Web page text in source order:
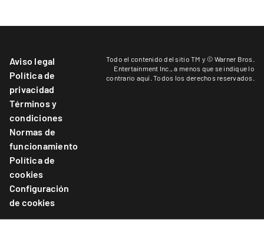
Aviso legal
Política de
privacidad
Términos y
condiciones
Normas de
funcionamiento
Política de
cookies
Configuración
de cookies
Todo el contenido del sitio TM y © Warner Bros.
Entertainment Inc.,a menos que se indique lo
contrario aquí . Todos los derechos reservados.